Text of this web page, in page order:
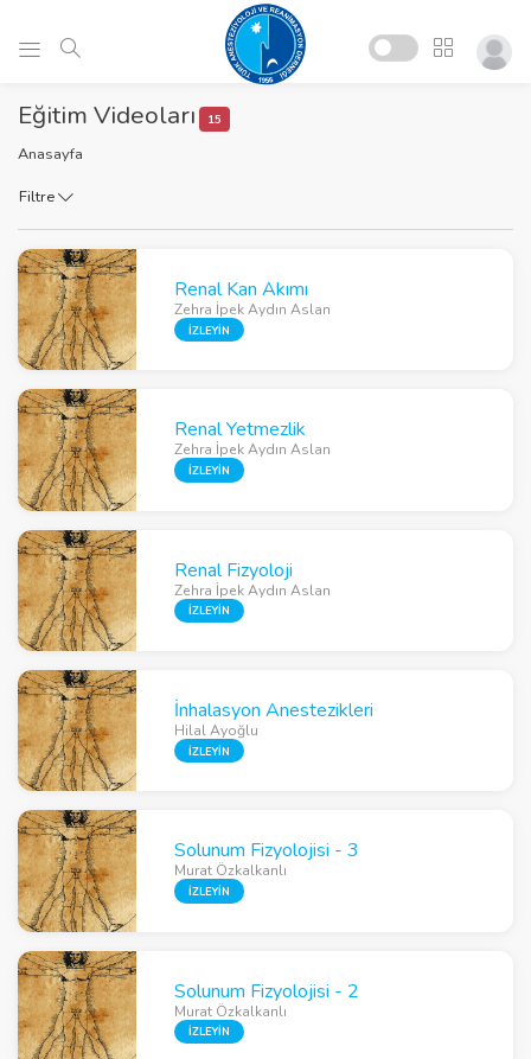
Eğitim Videoları 15
Anasayfa
Filtre
Renal Kan Akımı
Zehra İpek Aydın Aslan
İZLEYİN
Renal Yetmezlik
Zehra İpek Aydın Aslan
İZLEYİN
Renal Fizyoloji
Zehra İpek Aydın Aslan
İZLEYİN
İnhalasyon Anestezikleri
Hilal Ayoğlu
İZLEYİN
Solunum Fizyolojisi - 3
Murat Özkalkanlı
İZLEYİN
Solunum Fizyolojisi - 2
Murat Özkalkanlı
İZLEYİN